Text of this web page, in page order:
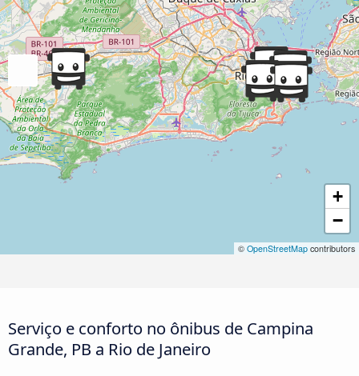
+
−
© OpenStreetMap contributors
Serviço e conforto no ônibus de Campina
Grande, PB a Rio de Janeiro